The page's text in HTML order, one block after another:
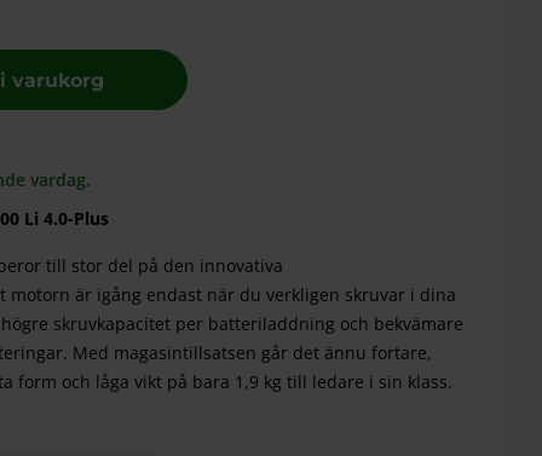
varukorg
vardag.
Li 4.0-Plus
till stor del på den innovativa
motorn är igång endast när du verkligen skruvar i dina
skruvkapacitet per batteriladdning och bekvämare
Med magasintillsatsen går det ännu fortare,
form och låga vikt på bara 1,9 kg till ledare i sin klass.